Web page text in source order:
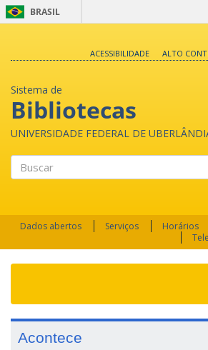
BRASIL
ACESSIBILIDADE
ALTO
Sistema de
Bibliotecas
UNIVERSIDADE FEDERAL DE
Dados abertos Serviços Horários
Acontece